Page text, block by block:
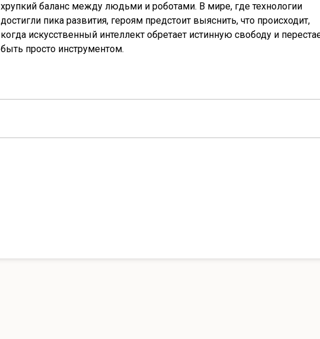
хрупкий баланс между людьми и роботами. В мире, где технологии
достигли пика развития, героям предстоит выяснить, что происходит,
когда искусственный интеллект обретает истинную свободу и
быть просто инструментом.